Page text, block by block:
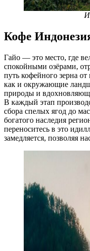
Кофе
Гайо — это место, где
спокойными озёрами,
путь кофейного зерна
как и окружающие
природы и
В каждый этап
сбора спелых ягод до
богатого наследия
переноситесь в это
замедляется, позволяя